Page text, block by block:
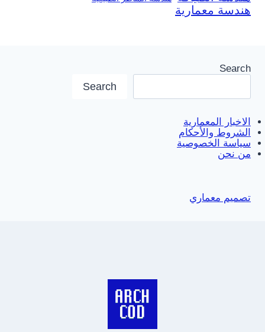
هندسة معمارية
Search
Search
الاخبار المعمارية
الشروط والأحكام
سياسة الخصوصية
من نحن
تصميم معماري